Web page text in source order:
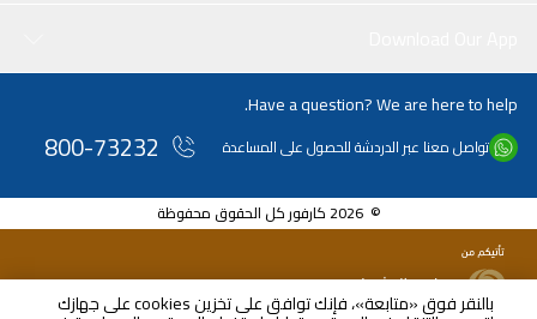
بالنقر فوق «متابعة»، فإنك توافق على تخزين cookies على جهازك
Have a question? We are here to help.
تواصل معنا عبر الدردشة للحصول على المساعدة 800-73232
© 2026 كارفور كل الحقوق محفوظة